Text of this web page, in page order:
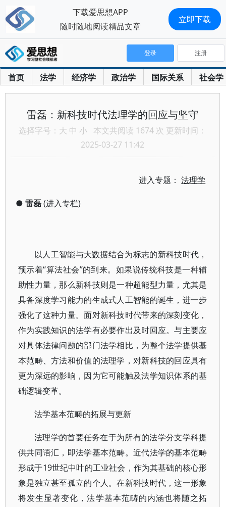
首页 法学 经济学 政治学 国际关系 社会学
登录 注册
雷磊：新科技时代法理学的回应与坚守
选择字号： 大 中 小 本文共阅读 1674 次 更新时间：
2025-03-27 11:42
进入专题：法理学
● 雷磊(进入专栏)
以人工智能与大数据结合为标志的新科技时代，
预示着“算法社会”的到来。如果说传统科技是一种辅
助性力量，那么新科技则是一种超能型力量，尤其是
具备深度学习能力的生成式人工智能的诞生，进一步
强化了这种力量。面对新科技时代带来的深刻变化，
作为实践知识的法学有必要作出及时回应。与主要应
对具体法律问题的部门法学相比，为整个法学提供基
本范畴、方法和价值的法理学，对新科技的回应具有
更为深远的影响，因为它可能触及法学知识体系的基
础逻辑变革。
法学基本范畴的拓展与更新
法理学的首要任务在于为所有的法学分支学科提
供共同语汇，即法学基本范畴。近代法学的基本范畴
形成于19世纪中叶的工业社会，作为其基础的核心形
象是独立甚至孤立的个人。在新科技时代，这一形象
将发生显著变化，法学基本范畴的内涵也将随之拓
下载爱思想APP
随时随地阅读精品文章
立即下载